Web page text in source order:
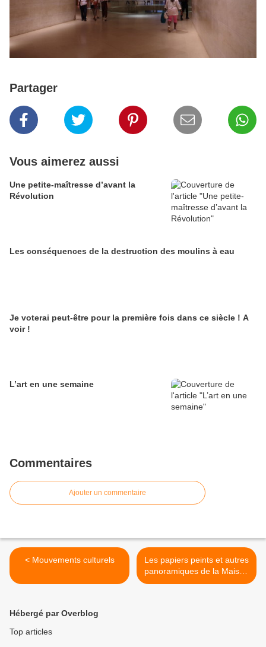
Partager
Vous aimerez aussi
Une petite-maîtresse d’avant la
Révolution
Les conséquences de la destruction des moulins à eau
Je voterai peut-être pour la première fois dans ce siècle ! A
voir !
L’art en une semaine
Commentaires
Ajouter un commentaire
< Mouvements culturels
Les papiers peints et autres
panoramiques de la Maison
Züber au Château de
Hébergé par Overblog
Top articles